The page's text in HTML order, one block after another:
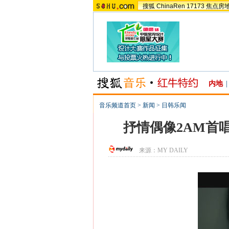
搜狐 ChinaRen 17173 焦点房
内地
音乐频道首页 > 新闻 > 日韩乐闻
抒情偶像2AM首
来源： MY DAILY